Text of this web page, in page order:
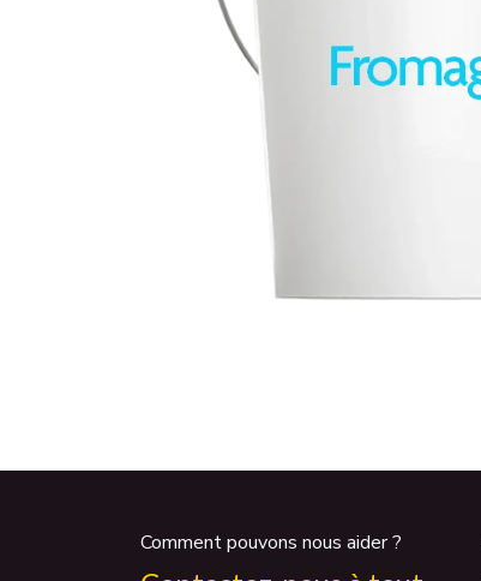
Comment pouvons nous aider ?